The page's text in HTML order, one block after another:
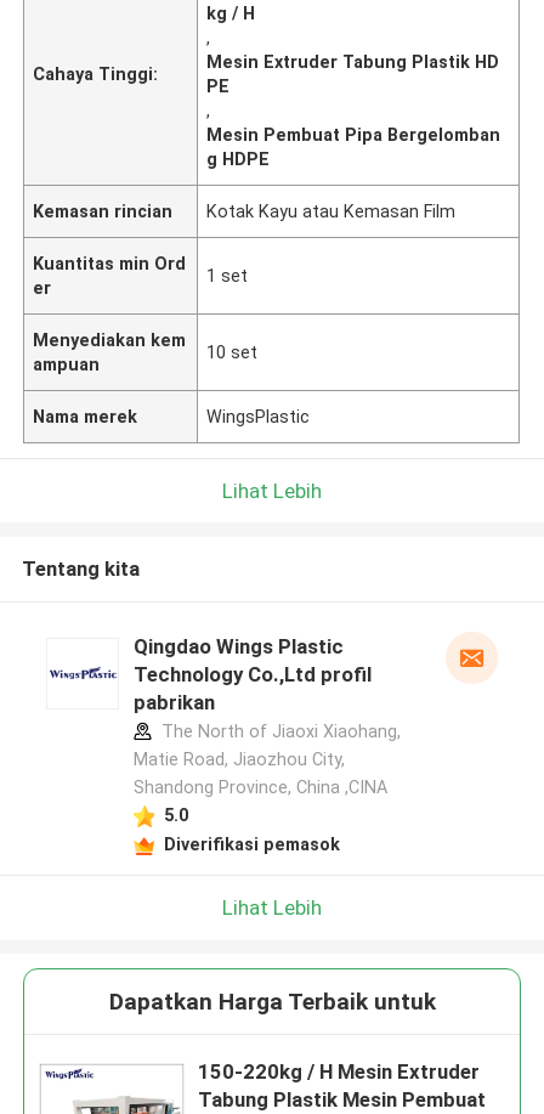
Cahaya Tinggi:
kg / H
,
Mesin Extruder Tabung Plastik HD
PE
,
Mesin Pembuat Pipa Bergelomban
g HDPE
Kemasan rincian Kotak Kayu atau Kemasan Film
Kuantitas min Ord
er
1 set
Menyediakan kem
ampuan
10 set
Nama merek WingsPlastic
Lihat Lebih
Tentang kita
Qingdao Wings Plastic
Technology Co.,Ltd profil
pabrikan
The North of Jiaoxi Xiaohang,
Matie Road, Jiaozhou City,
Shandong Province, China ,CINA
5.0
Diverifikasi pemasok
Lihat Lebih
Dapatkan Harga Terbaik untuk
150-220kg / H Mesin Extruder
Tabung Plastik Mesin Pembuat